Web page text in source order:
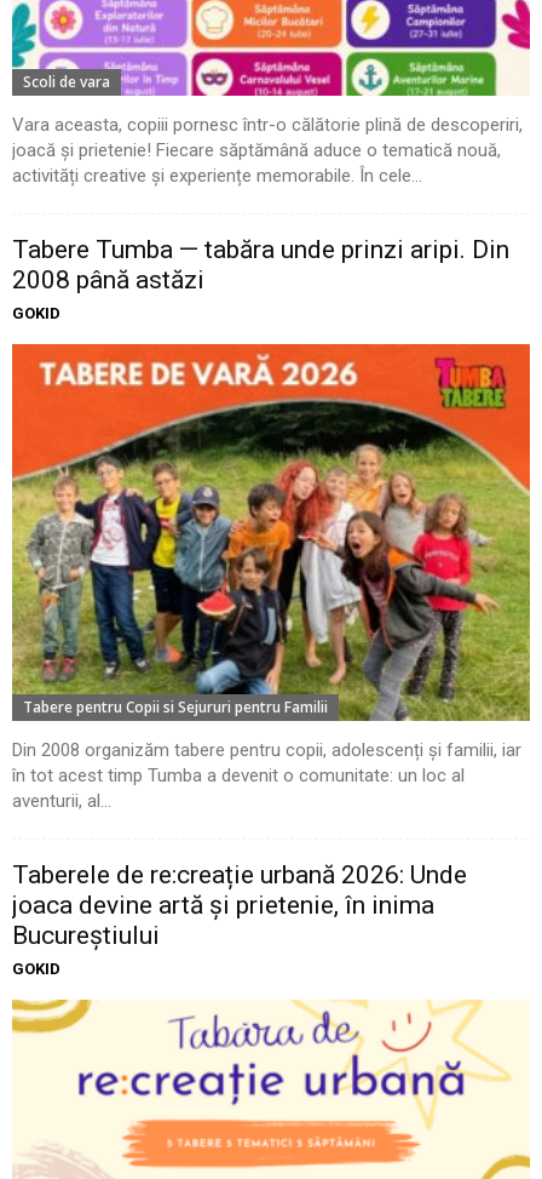
Scoli de vara
Vara aceasta, copiii pornesc într-o călătorie plină de descoperiri,
joacă și prietenie! Fiecare săptămână aduce o tematică nouă,
activități creative și experiențe memorabile. În cele...
Tabere Tumba — tabăra unde prinzi aripi. Din
2008 până astăzi
GOKID
Tabere pentru Copii si Sejururi pentru Familii
Din 2008 organizăm tabere pentru copii, adolescenți și familii, iar
în tot acest timp Tumba a devenit o comunitate: un loc al
aventurii, al...
Taberele de re:creație urbană 2026: Unde
joaca devine artă și prietenie, în inima
Bucureștiului
GOKID